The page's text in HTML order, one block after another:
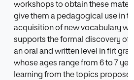
workshops to obtain these
give them a pedagogical use in
acquisition of new vocabulary
supports the formal discovery of
an oral and written level in firt
whose ages range from 6 to 7
learning from the topics